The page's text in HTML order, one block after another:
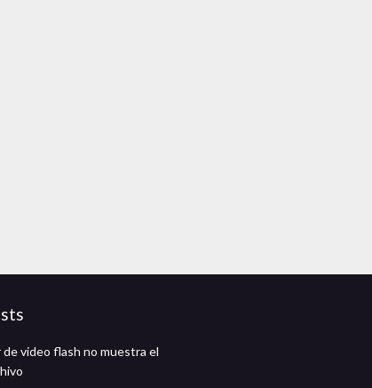
de video flash no muestra el